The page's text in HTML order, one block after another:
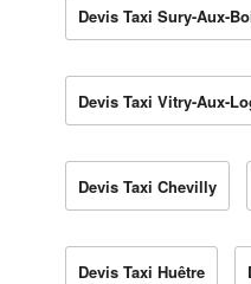
Devis Taxi Sury-Aux-
Devis Taxi Vitry-Aux-
Devis Taxi Chevilly
Devis Taxi Huêtre